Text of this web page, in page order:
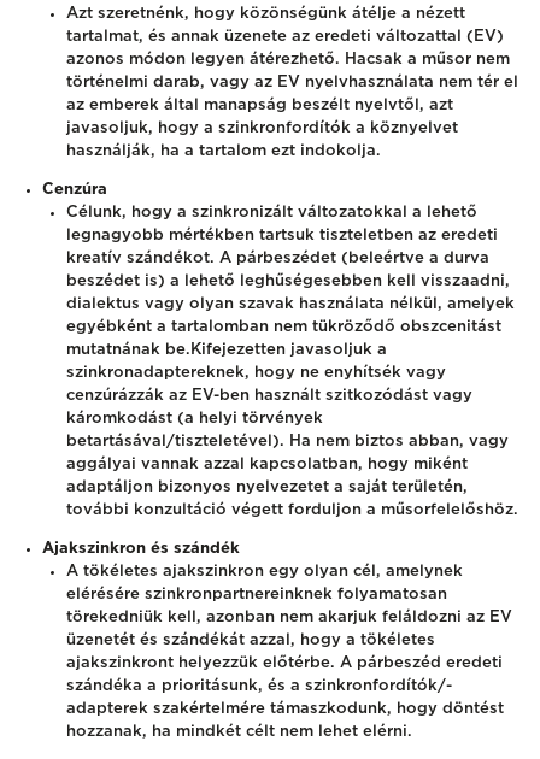
Azt szeretnénk, hogy közönségünk átélje a nézett
tartalmat, és annak üzenete az eredeti változattal (EV)
azonos módon legyen átérezhető. Hacsak a műsor nem
történelmi darab, vagy az EV nyelvhasználata nem tér el
az emberek által manapság beszélt nyelvtől, azt
javasoljuk, hogy a szinkronfordítók a köznyelvet
használják, ha a tartalom ezt indokolja.
Cenzúra
Célunk, hogy a szinkronizált változatokkal a lehető
legnagyobb mértékben tartsuk tiszteletben az eredeti
kreatív szándékot. A párbeszédet (beleértve a durva
beszédet is) a lehető leghűségesebben kell visszaadni,
dialektus vagy olyan szavak használata nélkül, amelyek
egyébként a tartalomban nem tükröződő obszcenitást
mutatnának be. Kifejezetten javasoljuk a
szinkronadaptereknek, hogy ne enyhítsék vagy
cenzúrázzák az EV-ben használt szitkozódást vagy
káromkodást (a helyi törvények
betartásával/tiszteletével). Ha nem biztos abban, vagy
aggályai vannak azzal kapcsolatban, hogy miként
adaptáljon bizonyos nyelvezetet a saját területén,
további konzultáció végett forduljon a műsorfelelőshöz.
Ajakszinkron és szándék
A tökéletes ajakszinkron egy olyan cél, amelynek
elérésére szinkronpartnereinknek folyamatosan
törekedniük kell, azonban nem akarjuk feláldozni az EV
üzenetét és szándékát azzal, hogy a tökéletes
ajakszinkront helyezzük előtérbe. A párbeszéd eredeti
szándéka a prioritásunk, és a szinkronfordítók/-
adapterek szakértelmére támaszkodunk, hogy döntést
hozzanak, ha mindkét célt nem lehet elérni.